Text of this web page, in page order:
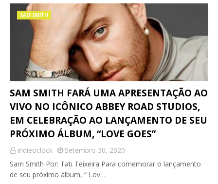
SAM SMITH
SAM SMITH FARÁ UMA APRESENTAÇÃO AO
VIVO NO ICÔNICO ABBEY ROAD STUDIOS,
EM CELEBRAÇÃO AO LANÇAMENTO DE SEU
PRÓXIMO ÁLBUM, “LOVE GOES”
indieoclock
Setembro 30, 2020
Sam Smith Por: Tati Teixeira Para comemorar o lançamento
de seu próximo álbum, “ Lov…